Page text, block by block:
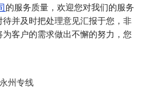
的服务质量，欢迎您对我们的服务
并及时把处理意见汇报于您，非
客户的需求做出不懈的努力，您
州专线